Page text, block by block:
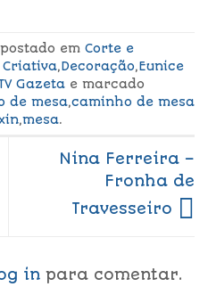
em Corte e
Criativa,Decoração,Eunice
Gazetae marcado
de mesa,caminho de mesa
,mesa.
Nina Ferreira –
Fronha de
Travesseiro
in para comentar.